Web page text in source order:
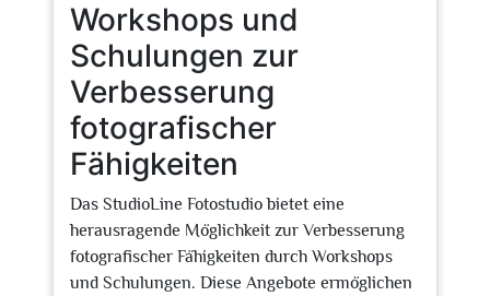
Workshops und
Schulungen zur
Verbesserung
fotografischer
Fähigkeiten
Das StudioLine Fotostudio bietet eine
herausragende Möglichkeit zur Verbesserung
fotografischer Fähigkeiten durch Workshops
und Schulungen. Diese Angebote ermöglichen